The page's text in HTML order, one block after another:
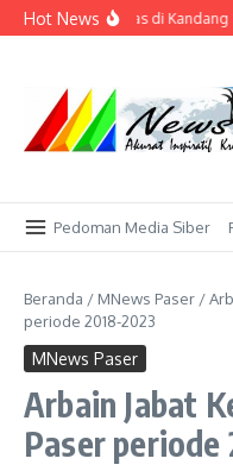
Lewati ke konten
Hot NewsBidik Emas di Kandang
Pedoman Media Siber
Beranda / MNews Paser /
periode 2018-2023
MNews Paser
Arbain Jabat
Paser periode